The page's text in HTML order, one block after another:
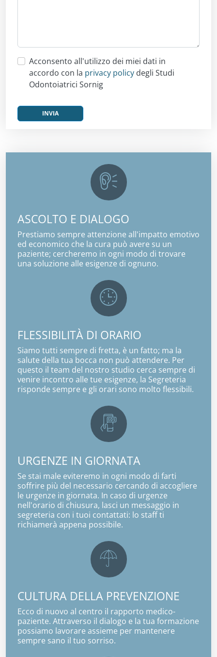
Acconsento all'utilizzo dei miei dati in
accordo con la privacy policy degli Studi
Odontoiatrici Sornig
INVIA
ASCOLTO E DIALOGO
Prestiamo sempre attenzione all'impatto emotivo
ed economico che la cura può avere su un
paziente; cercheremo in ogni modo di trovare
una soluzione alle esigenze di ognuno.
FLESSIBILITÀ DI ORARIO
Siamo tutti sempre di fretta, è un fatto; ma la
salute della tua bocca non può attendere. Per
questo il team del nostro studio cerca sempre di
venire incontro alle tue esigenze, la Segreteria
risponde sempre e gli orari sono molto flessibili.
URGENZE IN GIORNATA
Se stai male eviteremo in ogni modo di farti
soffrire più del necessario cercando di accogliere
le urgenze in giornata. In caso di urgenze
nell'orario di chiusura, lasci un messaggio in
segreteria con i tuoi contattati: lo staff ti
richiamerà appena possibile.
CULTURA DELLA PREVENZIONE
Ecco di nuovo al centro il rapporto medico-
paziente. Attraverso il dialogo e la tua formazione
possiamo lavorare assieme per mantenere
sempre sano il tuo sorriso.